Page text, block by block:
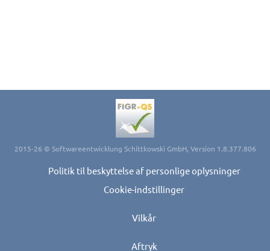
2015-26 © Softwareentwicklung Schittkowski GmbH, Version 1.8.377.806
Politik til beskyttelse af personlige oplysninger
Cookie-indstillinger
Vilkår
Aftryk